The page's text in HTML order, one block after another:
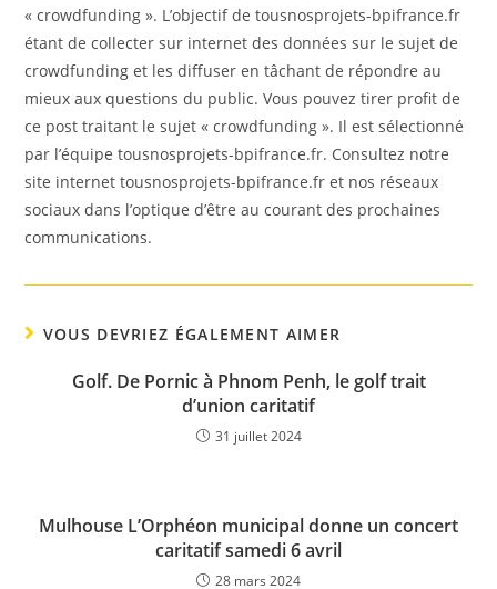
« crowdfunding ». L’objectif de tousnosprojets-bpifrance.fr
étant de collecter sur internet des données sur le sujet de
crowdfunding et les diffuser en tâchant de répondre au
mieux aux questions du public. Vous pouvez tirer profit de
ce post traitant le sujet « crowdfunding ». Il est sélectionné
par l’équipe tousnosprojets-bpifrance.fr. Consultez notre
site internet tousnosprojets-bpifrance.fr et nos réseaux
sociaux dans l’optique d’être au courant des prochaines
communications.
VOUS DEVRIEZ ÉGALEMENT AIMER
Golf. De Pornic à Phnom Penh, le golf trait
d’union caritatif
31 juillet 2024
Mulhouse L’Orphéon municipal donne un concert
caritatif samedi 6 avril
28 mars 2024